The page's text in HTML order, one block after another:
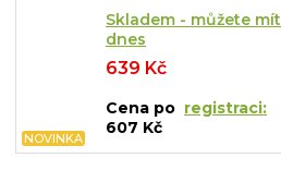
NOVINKA
Skladem - můžete mít
dnes
639 Kč
Cena po registraci:
607 Kč